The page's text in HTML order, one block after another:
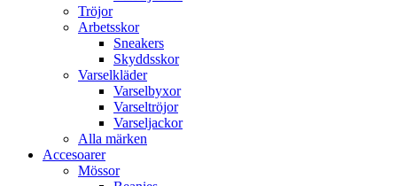
Tröjor
Arbetsskor
Sneakers
Skyddsskor
Varselkläder
Varselbyxor
Varseltröjor
Varseljackor
Alla märken
Accesoarer
Mössor